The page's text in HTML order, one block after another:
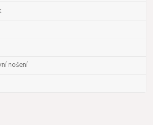
nošení